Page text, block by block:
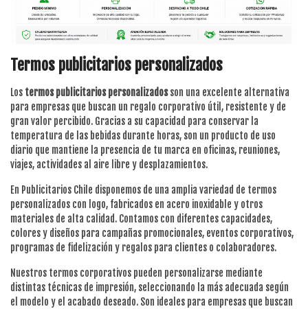
Termos publicitarios personalizados
Los termos publicitarios personalizadosson una excelente alternativa
para empresas que buscan un regalo corporativo útil, resistente y de
gran valor percibido. Gracias a su capacidad para conservar la
temperatura de las bebidas durante horas, son un producto de uso
diario que mantiene la presencia de tu marca en oficinas, reuniones,
viajes, actividades al aire libre y desplazamientos.
En Publicitarios Chile disponemos de una amplia variedad de termos
personalizados con logo, fabricados en acero inoxidable y otros
materiales de alta calidad. Contamos con diferentes capacidades,
colores y diseños para campañas promocionales, eventos corporativos,
programas de fidelización y regalos para clientes o colaboradores.
Nuestros termos corporativos pueden personalizarse mediante
distintas técnicas de impresión, seleccionando la más adecuada según
el modelo y el acabado deseado. Son ideales para empresas que buscan